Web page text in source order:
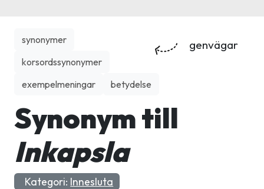
genvägar
synonymer
korsordssynonymer
exempelmeningar
betydelse
Synonym till
Inkapsla
Kategori: Innesluta